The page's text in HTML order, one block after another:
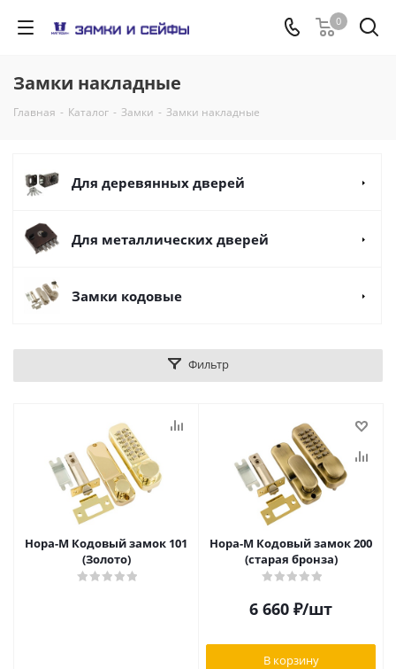
0
Замки накладные
Главная - Каталог - Замки - Замки накладные
Для деревянных дверей
Для металлических дверей
Замки кодовые
Фильтр
Нора-М Кодовый замок 101
(Золото)
Нора-М Кодовый замок 200
(старая бронза)
6 660 ₽/шт
В корзину